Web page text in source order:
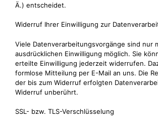
Ä.) entscheidet.
Widerruf Ihrer Einwilligung zur
Viele Datenverarbeitungsvorgänge sind nur
ausdrücklichen Einwilligung möglich. Sie
erteilte Einwilligung jederzeit widerrufen.
formlose Mitteilung per E-Mail an uns. Die
der bis zum Widerruf erfolgten
Widerruf unberührt.
SSL- bzw. TLS-Verschlüsselung